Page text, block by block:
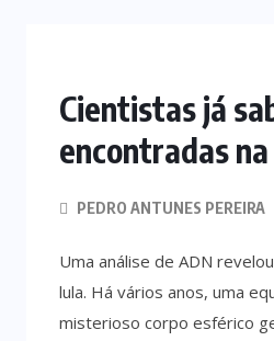
Cientistas já
encontradas
PEDRO ANTUNES PEREIRA
Uma análise de ADN
lula. Há vários anos, uma
misterioso corpo esférico